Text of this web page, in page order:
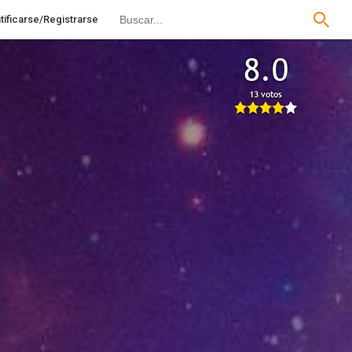
Registrarse
8.0
13 votos